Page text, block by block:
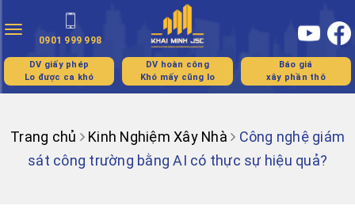
Toggle
navigation
0901 999 998
DV giấy phép
Lo được ca khó
DV hoàn công
Khó mấy cũng lo
Báo giá
xây phần thô
Trang chủ Kinh Nghiệm Xây Nhà
Công nghệ giám
sát công trường bằng AI có thực sự hiệu quả?